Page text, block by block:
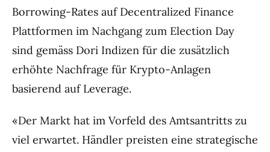
Borrowing-Rates auf Decentralized Finance
Plattformen im Nachgang zum Election Day
sind gemäss Dori Indizen für die zusätzlich
erhöhte Nachfrage für Krypto-Anlagen
basierend auf Leverage.
«Der Markt hat im Vorfeld des Amtsantritts zu
viel erwartet. Händler preisten eine strategische